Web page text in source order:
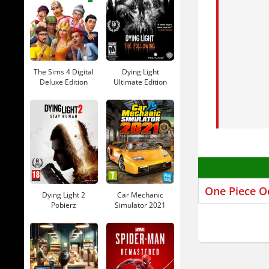
Co to
To jRPG
Fantasy
Grafika
jakOne
Jeśli
One Piece
The Sims 4 Digital
Deluxe Edition
Dying Light
Ultimate Edition
Dying Light 2
Pobierz
Car Mechanic
Simulator 2021